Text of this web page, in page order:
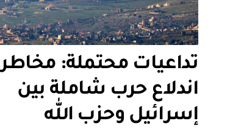
تداعيات محتملة: مخاطر
اندلاع حرب شاملة بين
إسرائيل وحزب الله